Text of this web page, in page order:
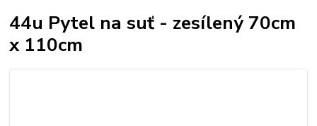
44u Pytel na suť - zesílený 70cm
x 110cm